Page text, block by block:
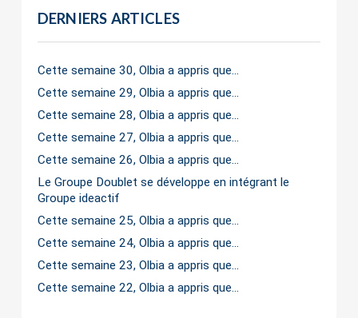
DERNIERS ARTICLES
Cette semaine 30, Olbia a appris que…
Cette semaine 29, Olbia a appris que…
Cette semaine 28, Olbia a appris que…
Cette semaine 27, Olbia a appris que…
Cette semaine 26, Olbia a appris que…
Le Groupe Doublet se développe en intégrant le
Groupe ideactif
Cette semaine 25, Olbia a appris que…
Cette semaine 24, Olbia a appris que…
Cette semaine 23, Olbia a appris que…
Cette semaine 22, Olbia a appris que…